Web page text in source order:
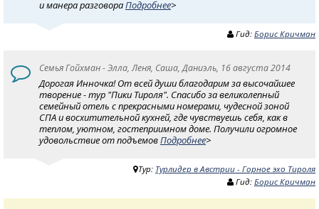
и манера разговораПодробнее>
Гид: Борис Кричман
Семья Гойхман - Элла, Леня, Саша, Даниэль, 16 августа 2014
Дорогая Инночка! От всей души благодарим за высочайшее
творение - тур "Пики Тироля". Спасибо за великолепный
семейный отель с прекрасными номерами, чудесной зоной
СПА и восхитительной кухней, где чувствуешь себя, как в
теплом, уютном, гостеприимном доме. Получили огромное
удовольствие от подъемовПодробнее>
Тур: Турлидер в Австрии - Горное эхо Тироля
Гид: Борис Кричман